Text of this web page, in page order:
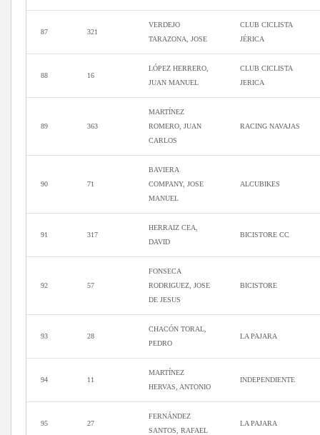
87 321
VERDEJO
TARAZONA, JOSE
CLUB CICLISTA
JÉRICA
88 16
LÓPEZ HERRERO,
JUAN MANUEL
CLUB CICLISTA
JERICA
89 363
MARTÍNEZ
ROMERO, JUAN
CARLOS
RACING NAVAJAS
90 71
BAVIERA
COMPANY, JOSE
MANUEL
ALCUBIKES
91 317
HERRAIZ CEA,
DAVID
BICISTORE CC
92 57
FONSECA
RODRIGUEZ, JOSE
DE JESUS
BICISTORE
93 28
CHACÓN TORAL,
PEDRO
LA PAJARA
94 11
MARTÍNEZ
HERVAS, ANTONIO
INDEPENDIENTE
95 27
FERNÁNDEZ
SANTOS, RAFAEL
LA PAJARA